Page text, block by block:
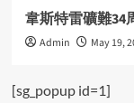
韋斯特雷礦難34
Admin May 19,
[sg_popup id=1]